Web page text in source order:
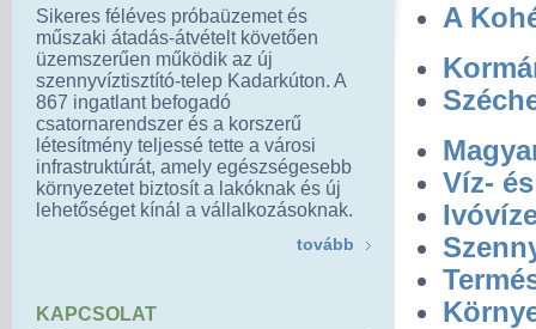
Sikeres féléves próbaüzemet és
műszaki átadás-átvételt követően
üzemszerűen működik az új
szennyvíztisztító-telep Kadarkúton. A
867 ingatlant befogadó
csatornarendszer és a korszerű
létesítmény teljessé tette a városi
infrastruktúrát, amely egészségesebb
környezetet biztosít a lakóknak és új
lehetőséget kínál a vállalkozásoknak.
tovább
KAPCSOLAT
A
Víz-